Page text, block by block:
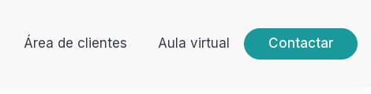
Área de clientes Aula virtual Contactar